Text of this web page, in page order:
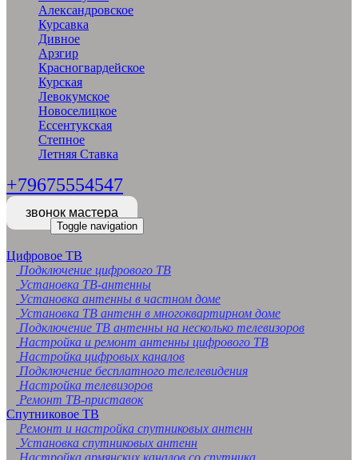
Александровское
Курсавка
Дивное
Арзгир
Красногвардейское
Курская
Левокумское
Новоселицкое
Ессентукская
Степное
Летняя Ставка
+79675554547
звонок мастера
Toggle navigation
Цифровое ТВ
Подключение цифрового ТВ
Установка ТВ-антенны
Установка антенны в частном доме
Установка ТВ антенн в многоквартирном доме
Подключение ТВ антенны на несколько телевизоров
Настройка и ремонт антенны цифрового ТВ
Настройка цифровых каналов
Подключение бесплатного телелевидения
Настройка телевизоров
Ремонт ТВ-приставок
Спутниковое ТВ
Ремонт и настройка спутниковых антенн
Установка спутниковых антенн
Настройка армянских каналов со спутника